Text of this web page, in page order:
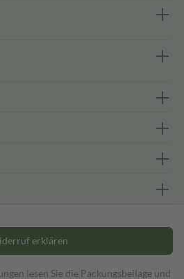
erklären
lesen Sie die Packungsbeilage und